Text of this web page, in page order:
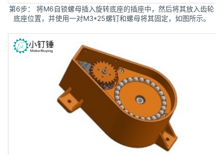
第6步： 将M6自锁螺母插入旋转底座的插座中，然后将其放入齿轮
底座位置，并使用一对M3*25螺钉和螺母将其固定，如图所示。